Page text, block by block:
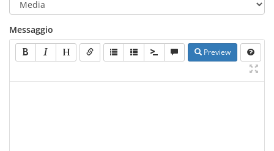
Messaggio
Preview